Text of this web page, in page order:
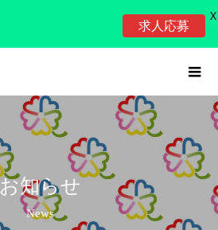
お知らせ
News
求人応募
X